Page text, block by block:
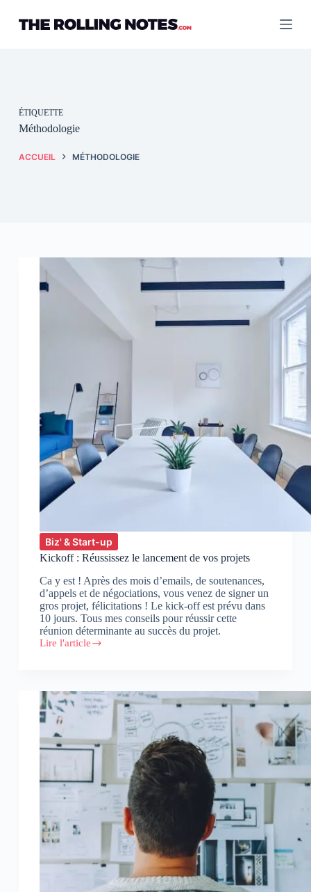
contenu
ÉTIQUETTE
Méthodologie
ACCUEIL MÉTHODOLOGIE
Biz' & Start-up
Kickoff : Réussissez le lancement de vos projets
Ca y est ! Après des mois d’emails, de soutenances,
d’appels et de négociations, vous venez de signer un
gros projet, félicitations ! Le kick-off est prévu dans
10 jours. Tous mes conseils pour réussir cette
réunion déterminante au succès du projet.
Lire l'article
Kickoff
lancement
de
vos
projets